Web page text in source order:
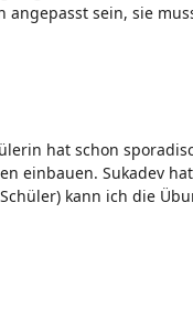
angepasst sein, sie
hat schon
einbauen. Sukadev
kann ich die